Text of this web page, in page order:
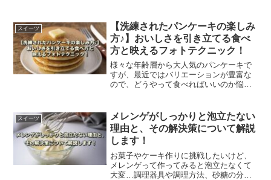
法や、失敗しても修正するテクニックを
ご紹介します。
スイーツ
【洗練されたパンケーキの楽しみ
方♪】おいしさを引き立てる食べ
方と映えるフォトテクニック！
様々な年齢層から大人気のパンケーキで
すが、最近ではバリエーションが豊富な
ので、どうやって食べればいいのか悩ん
る食べ方や、SNS映えするフォトテクニ
ックをご紹介します。
スイーツ
メレンゲがしっかりと泡立たない
理由と、その解決策について解説
します！
お菓子やケーキ作りに挑戦したいけど、
メレンゲって作ってみると泡立たなくて
大変…調理器具や調理方法、砂糖の分量